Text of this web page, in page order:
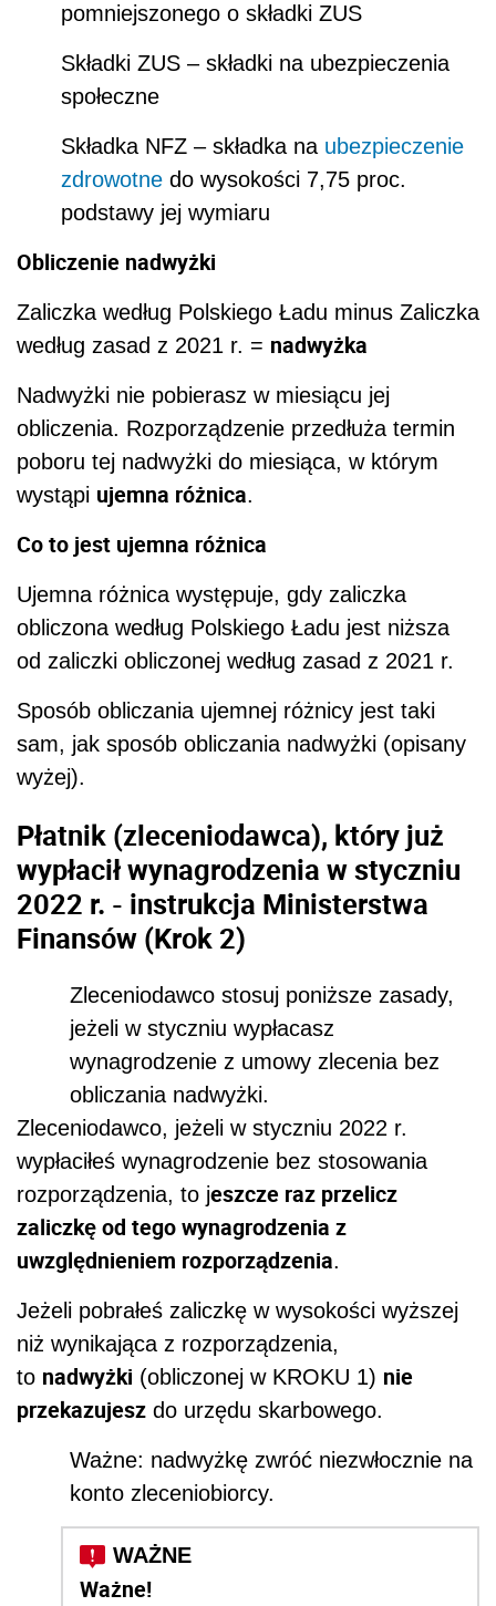
pomniejszonego o składki ZUS
Składki ZUS – składki na ubezpieczenia
społeczne
Składka NFZ – składka na ubezpieczenie
zdrowotne do wysokości 7,75 proc.
podstawy jej wymiaru
Obliczenie nadwyżki
Zaliczka według Polskiego Ładu minus Zaliczka
według zasad z 2021 r. = nadwyżka
Nadwyżki nie pobierasz w miesiącu jej
obliczenia. Rozporządzenie przedłuża termin
poboru tej nadwyżki do miesiąca, w którym
wystąpi ujemna różnica.
Co to jest ujemna różnica
Ujemna różnica występuje, gdy zaliczka
obliczona według Polskiego Ładu jest niższa
od zaliczki obliczonej według zasad z 2021 r.
Sposób obliczania ujemnej różnicy jest taki
sam, jak sposób obliczania nadwyżki (opisany
wyżej).
Płatnik (zleceniodawca), który już
wypłaciłwynagrodzenia w styczniu
2022 r. - instrukcja Ministerstwa
Finansów (Krok 2)
Zleceniodawco stosuj poniższe zasady,
jeżeli w styczniu wypłacasz
wynagrodzenie z umowy zlecenia bez
obliczania nadwyżki.
Zleceniodawco, jeżeli w styczniu 2022 r.
wypłaciłeś wynagrodzenie bez stosowania
rozporządzenia, to jeszcze raz przelicz
zaliczkę od tego wynagrodzenia z
uwzględnieniem rozporządzenia.
Jeżeli pobrałeś zaliczkę w wysokości wyższej
niż wynikająca z rozporządzenia,
to nadwyżki (obliczonej w KROKU 1) nie
przekazujesz do urzędu skarbowego.
Ważne: nadwyżkę zwróć niezwłocznie na
konto zleceniobiorcy.
Ważne!